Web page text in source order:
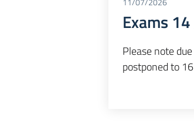
Exams
Please note
postponed to